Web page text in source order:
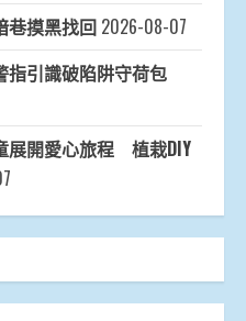
摸黑找回 2026-08-07
引識破陷阱守荷包
展開愛心旅程 植栽DIY